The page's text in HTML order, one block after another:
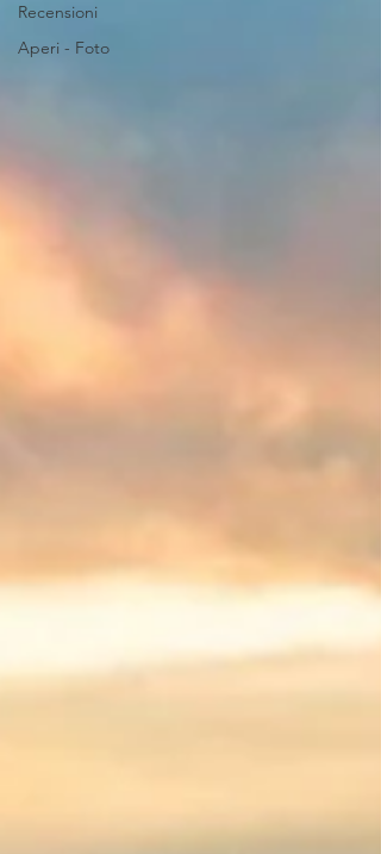
Recensioni
Aperi - Foto